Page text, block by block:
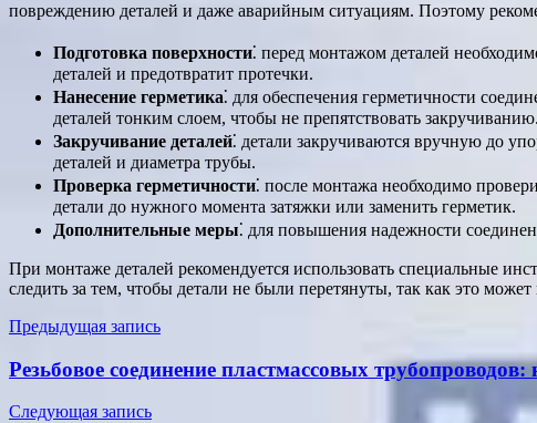
повреждению деталей и даже аварийным ситуациям. Поэтому
Подготовка поверхности⁚ перед монтажом деталей
деталей и предотвратит протечки.
Нанесение герметика⁚ для обеспечения герметичности
деталей тонким слоем, чтобы не препятствовать закручиванию.
Закручивание деталей⁚ детали закручиваются вручную до
деталей и диаметра трубы.
Проверка герметичности⁚ после монтажа необходимо
детали до нужного момента затяжки или заменить герметик.
Дополнительные меры⁚ для повышения надежности
При монтаже деталей рекомендуется использовать специальные
следить за тем, чтобы детали не были перетянуты, так как это
Навигация
по
Предыдущая запись
Резьбовое соединение пластмассовых
Следующая запись